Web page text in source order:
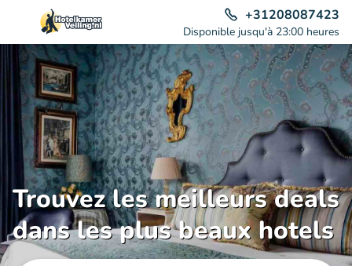
+31208087423
Disponible jusqu'à 23:00 heures
Trouvez les meilleurs deals
dans les plus beaux hotels